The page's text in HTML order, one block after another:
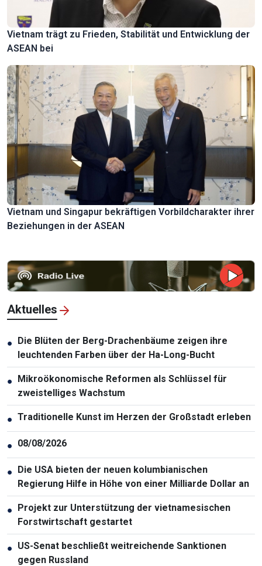
Vietnam trägt zu Frieden, Stabilität und Entwicklung der
ASEAN bei
Vietnam und Singapur bekräftigen Vorbildcharakter ihrer
Beziehungen in der ASEAN
Aktuelles
● Die Blüten der Berg-Drachenbäume zeigen ihre
leuchtenden Farben über der Ha-Long-Bucht
● Mikroökonomische Reformen als Schlüssel für
zweistelliges Wachstum
● Traditionelle Kunst im Herzen der Großstadt erleben
● 08/08/2026
● Die USA bieten der neuen kolumbianischen
Regierung Hilfe in Höhe von einer Milliarde Dollar an
● Projekt zur Unterstützung der vietnamesischen
Forstwirtschaft gestartet
● US-Senat beschließt weitreichende Sanktionen
gegen Russland